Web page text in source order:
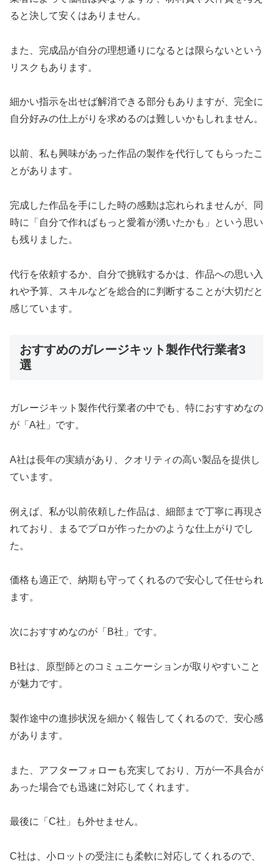
ると決して安くはありません。
また、完成品が自分の理想通りになるとは限らないという
リスクもあります。
細かい指示を出せば解消できる部分もありますが、完全に
自分好みの仕上がりを求めるのは難しいかもしれません。
以前、私も興味があった作品の製作を代行してもらったこ
とがあります。
完成した作品を手にした時の感動は忘れられませんが、同
時に「自分で作ればもっと愛着が湧いたかも」という思い
も残りました。
代行を依頼するか、自分で挑戦するかは、作品への思い入
れや予算、スキルなどを総合的に判断することが大切だと
感じています。
おすすめのガレージキット製作代行業者3
選
ガレージキット製作代行業者の中でも、特におすすめなの
が「A社」です。
A社は長年の実績があり、クオリティの高い製品を提供し
ています。
例えば、私が以前依頼した作品は、細部まで丁寧に再現さ
れており、まるでプロが作ったかのような仕上がりでし
た。
価格も適正で、納期も守ってくれるので安心して任せられ
ます。
次におすすめなのが「B社」です。
B社は、原型師とのコミュニケーションが取りやすいこと
が魅力です。
製作途中の進捗状況を細かく報告してくれるので、安心感
があります。
また、アフターフォローも充実しており、万が一不具合が
あった場合でも迅速に対応してくれます。
最後に「C社」も外せません。
C社は、小ロットの受注にも柔軟に対応してくれるので、